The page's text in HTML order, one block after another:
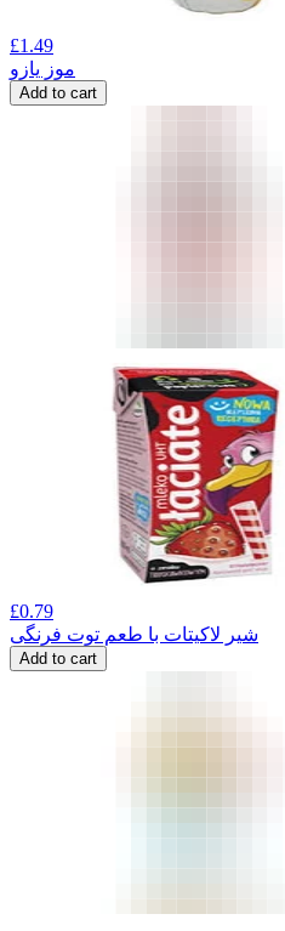
£1.49
موز یازو
Add to cart
£0.79
شیر لاکیتات با طعم توت فرنگی
Add to cart